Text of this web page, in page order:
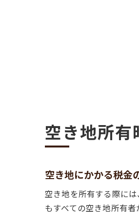
空き地所
空き地にかかる税金
空き地を所有する際に
もすべての空き地所有